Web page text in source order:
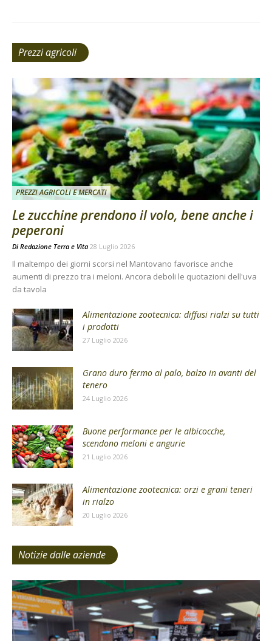
Prezzi agricoli
PREZZI AGRICOLI E MERCATI
Le zucchine prendono il volo, bene anche i
peperoni
Di Redazione Terra e Vita 28 Luglio 2026
Il maltempo dei giorni scorsi nel Mantovano favorisce anche
aumenti di prezzo tra i meloni. Ancora deboli le quotazioni dell'uva
da tavola
Alimentazione zootecnica: diffusi rialzi su tutti
i prodotti
27 Luglio 2026
Grano duro fermo al palo, balzo in avanti del
tenero
24 Luglio 2026
Buone performance per le albicocche,
scendono meloni e angurie
21 Luglio 2026
Alimentazione zootecnica: orzi e grani teneri
in rialzo
20 Luglio 2026
Notizie dalle aziende